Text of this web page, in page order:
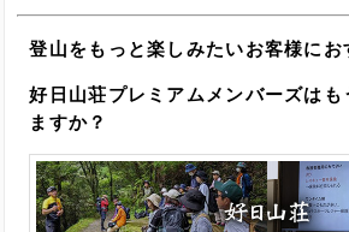
登山をもっと楽しみたいお客様に
好日山荘プレミアムメンバーズはも
ますか？